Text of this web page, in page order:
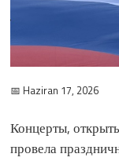
📅 Haziran 17, 2026
Концерты,
провела